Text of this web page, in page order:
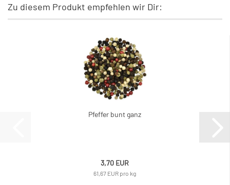
Zu diesem Produkt empfehlen wir Dir:
Pfeffer bunt ganz
3,70 EUR
61,67 EUR pro kg